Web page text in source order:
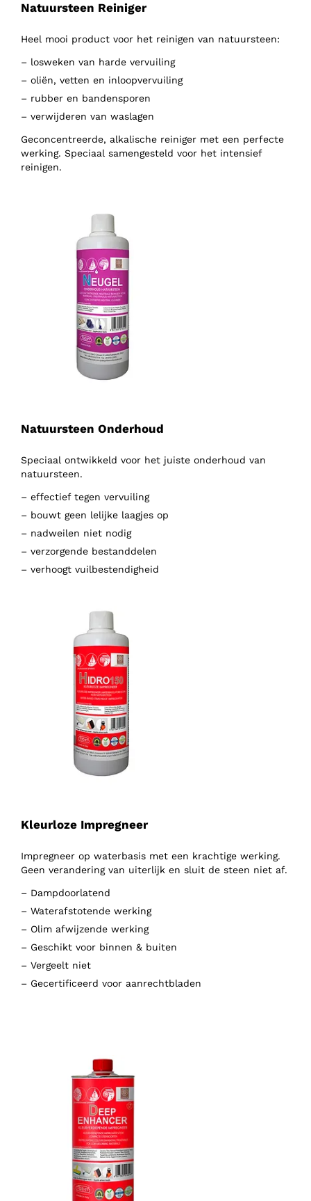
Natuursteen Reiniger
Heel mooi product voor het reinigen van natuursteen:
– losweken van harde vervuiling
– oliën, vetten en inloopvervuiling
– rubber en bandensporen
– verwijderen van waslagen
Geconcentreerde, alkalische reiniger met een perfecte
werking. Speciaal samengesteld voor het intensief
reinigen.
Natuursteen Onderhoud
Speciaal ontwikkeld voor het juiste onderhoud van
natuursteen.
– effectief tegen vervuiling
– bouwt geen lelijke laagjes op
– nadweilen niet nodig
– verzorgende bestanddelen
– verhoogt vuilbestendigheid
Kleurloze Impregneer
Impregneer op waterbasis met een krachtige werking.
Geen verandering van uiterlijk en sluit de steen niet af.
– Dampdoorlatend
– Waterafstotende werking
– Olim afwijzende werking
– Geschikt voor binnen & buiten
– Vergeelt niet
– Gecertificeerd voor aanrechtbladen